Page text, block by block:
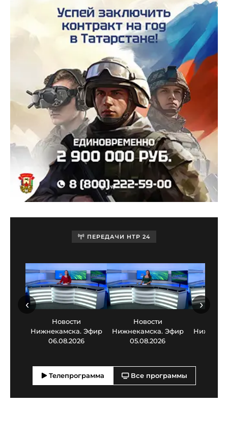
ПЕРЕДАЧИ НТР 24
Новости
Нижнекамска. Эфир
06.08.2026
Новости
Нижнекамска. Эфир
05.08.2026
‹ ›
Телепрограмма Все программы